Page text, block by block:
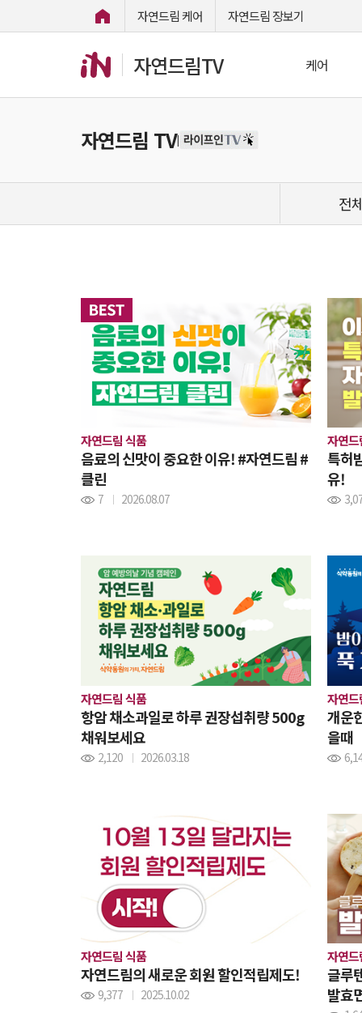
자연드림 케어 자연드림 장보기
자연드림TV 케어
자연드림 TV|
전
자연드림 식품
음료의 신맛이 중요한 이유! #자연드림 #
클린
7 2026.08.07
자연드
특허
유!
자연드림 식품
항암 채소과일로 하루 권장섭취량 500g
채워보세요
2,120 2026.03.18
자연드
개운
을때
자연드림 식품
자연드림의 새로운 회원 할인적립제도!
9,377 2025.10.02
자연드
글루
발효